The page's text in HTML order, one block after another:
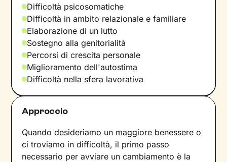
Difficoltà psicosomatiche
Difficoltà in ambito relazionale e familiare
Elaborazione di un lutto
Sostegno alla genitorialità
Percorsi di crescita personale
Miglioramento dell'autostima
Difficoltà nella sfera lavorativa
Approccio
Quando desideriamo un maggiore benessere o
ci troviamo in difficoltà, il primo passo
necessario per avviare un cambiamento è la